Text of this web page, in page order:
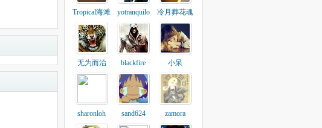
Tropical海滩 yotranquilo 冷月葬花魂
无为而治 blackfire 小呆
sharonloh sand624 zamora